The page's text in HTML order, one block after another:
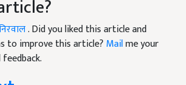
. Did you liked this article and
to improve this article? Mailme your